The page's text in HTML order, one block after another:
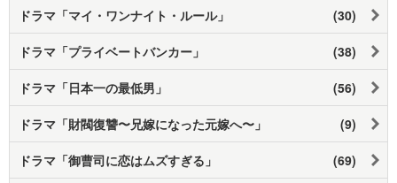
ドラマ「マイ・ワンナイト・ルール」 (30)
ドラマ「プライベートバンカー」 (38)
ドラマ「日本一の最低男」 (56)
ドラマ「財閥復讐〜兄嫁になった元嫁へ〜」 (9)
ドラマ「御曹司に恋はムズすぎる」 (69)